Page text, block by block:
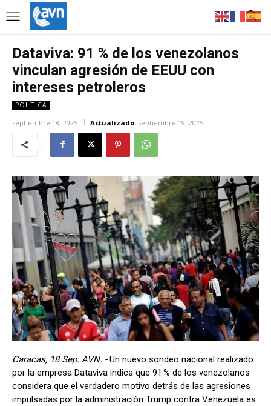
Dataviva: 91 % de los venezolanos
vinculan agresión de EEUU con
intereses petroleros
POLÍTICA
septiembre 18, 2025 Actualizado: septiembre 19, 2025
Caracas, 18 Sep. AVN. -Un nuevo sondeo nacional realizado
por la empresa Dataviva indica que 91 % de los venezolanos
considera que el verdadero motivo detrás de las agresiones
impulsadas por la administración Trump contra Venezuela es